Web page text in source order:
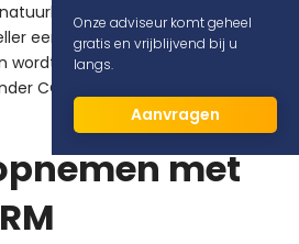
niet. Met luchtdichting
een behaaglijke temperatuur
Het resultaat is een lager
CO2-uitstoot.
met
Onze adviseur komt geheel
gratis en vrijblijvend bij u
langs.
Aanvragen